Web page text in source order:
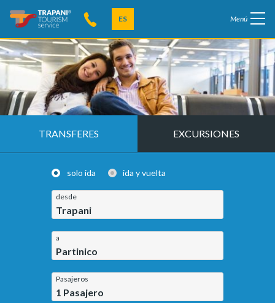
ES Menú
TRANSFERES EXCURSIONES
solo ida ida y vuelta
desde
Trapani
a
Partinico
Pasajeros
1 Pasajero